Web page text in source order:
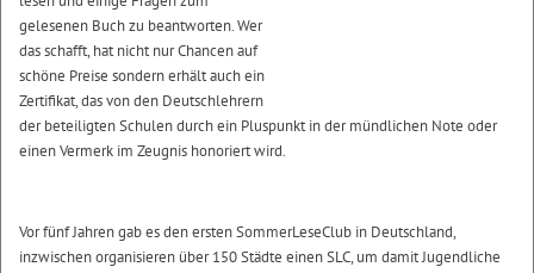
gelesenen Buch zu beantworten. Wer
das schafft, hat nicht nur Chancen auf
schöne Preise sondern erhält auch ein
Zertifikat, das von den Deutschlehrern
der beteiligten Schulen durch ein Pluspunkt in der mündlichen Note oder
einen Vermerk im Zeugnis honoriert wird.
Vor fünf Jahren gab es den ersten SommerLeseClub in Deutschland,
inzwischen organisieren über 150 Städte einen SLC, um damit Jugendliche